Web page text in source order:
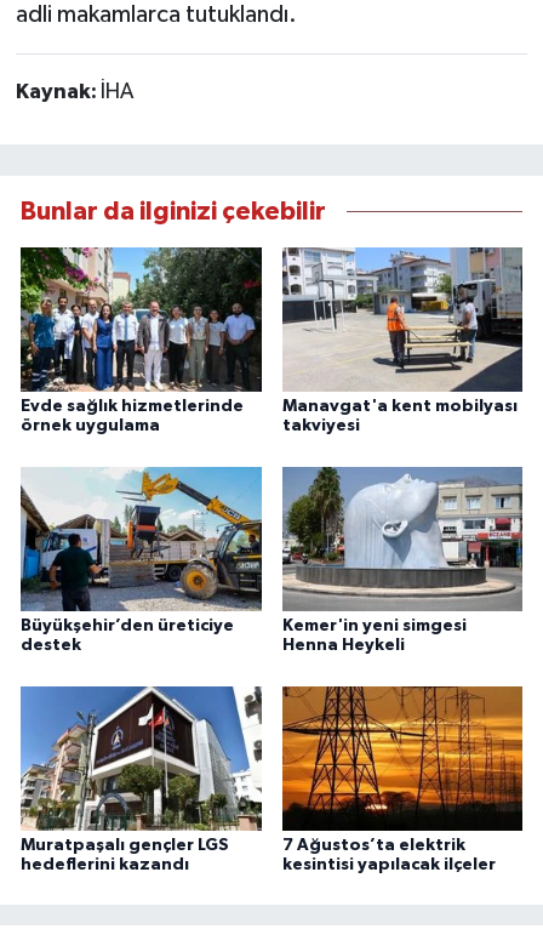
adli makamlarca tutuklandı.
Kaynak: İHA
Bunlar da ilginizi çekebilir
Evde sağlık hizmetlerinde
örnek uygulama
Manavgat'a kent mobilyası
takviyesi
Büyükşehir’den üreticiye
destek
Kemer'in yeni simgesi
Henna Heykeli
Muratpaşalı gençler LGS
hedeflerini kazandı
7 Ağustos’ta elektrik
kesintisi yapılacak ilçeler